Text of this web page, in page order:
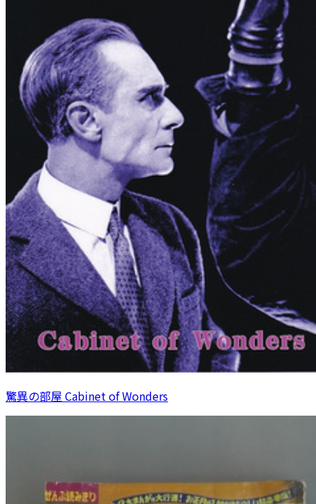
驚異の部屋 Cabinet of Wonders